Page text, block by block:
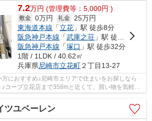
7.2万円 (管理費等：5,000円 )
敷金 0万円 礼金 25万円
東海道本線 「立花 」駅 徒歩8分
阪急神戸本線 「武庫之荘 」駅 徒歩23分
阪急神戸本線 「塚口 」駅 徒歩32分
1階 / 1LDK / 40.62㎡
兵庫県尼崎市立花町２丁目13-27
におすすめ♪尼崎市エリアで住まいをお探しなら
♪コープ立花店まで358mと近くて、買い物を気軽に
ツユベーレン